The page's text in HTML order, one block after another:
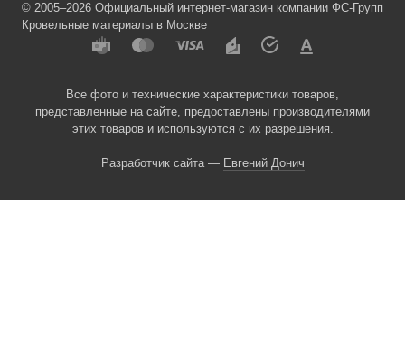
© 2005–2026 Официальный интернет-магазин компании ФС-Групп
Кровельные материалы в Москве
Все фото и технические характеристики товаров,
представленные на сайте, предоставлены производителями
этих товаров и используются с их разрешения.
Разработчик сайта — Евгений Донич